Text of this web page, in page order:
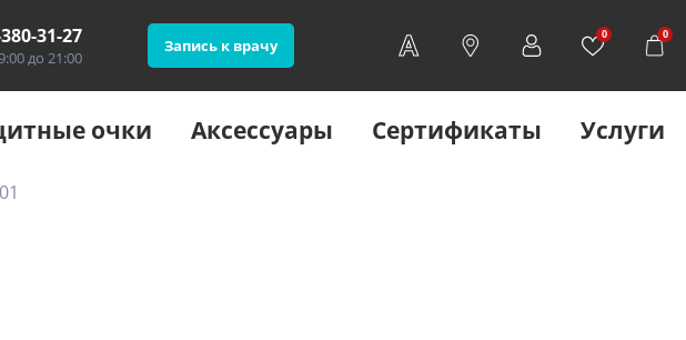
31-27
до 21:00
Запись к врачу
0 0
очки Аксессуары Сертификаты Услуги